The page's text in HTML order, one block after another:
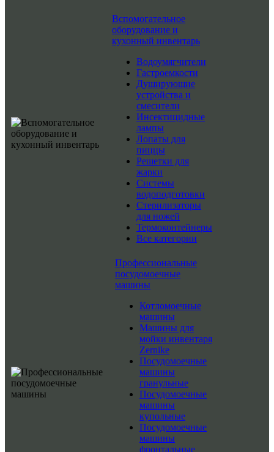
Вспомогательное
оборудование и
кухонный инвентарь
Водоумягчители
Гастроемкости
Душирующие
устройства и
смесители
Инсектицидные
лампы
Лопаты для
пиццы
Решетки для
жарки
Системы
водоподготовки
Стерилизаторы
для ножей
Термоконтейнеры
Все категории
Профессиональные
посудомоечные
машины
Котломоечные
машины
Машины для
мойки инвентаря
Zernike
Посудомоечные
машины
гранульные
Посудомоечные
машины
купольные
Посудомоечные
машины
фронтальные